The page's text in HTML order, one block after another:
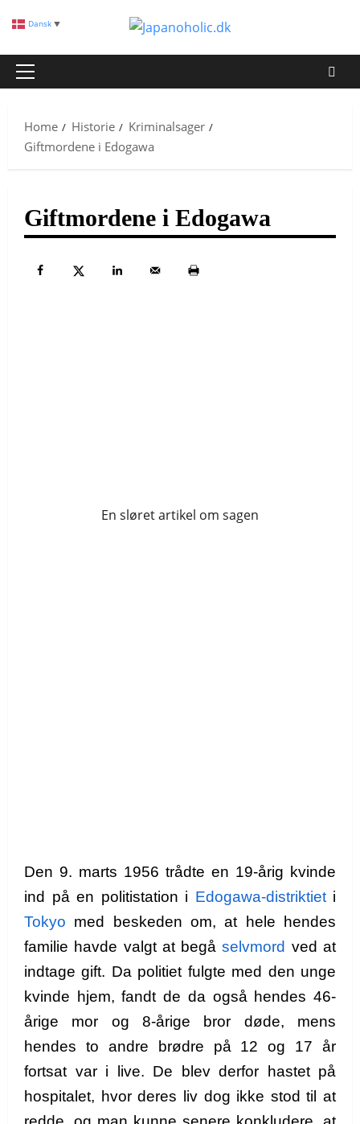
content
Primary
Home
Historie
Kriminalsager
Giftmordene i Edogawa
Giftmordene i Edogawa
En sløret artikel om sagen
Den 9. marts 1956 trådte en 19-årig kvinde
ind på en politistation i Edogawa-distriktieti
Tokyo med beskeden om, at hele hendes
familie havde valgt at begåselvmord ved at
indtage gift. Da politiet fulgte med den unge
kvinde hjem, fandt de da også hendes 46-
årige mor og 8-årige bror døde, mens
hendes to andre brødre på 12 og 17 år
fortsat var i live. De blev derfor hastet på
hospitalet, hvor deres liv dog ikke stod til at
Dansk ▼